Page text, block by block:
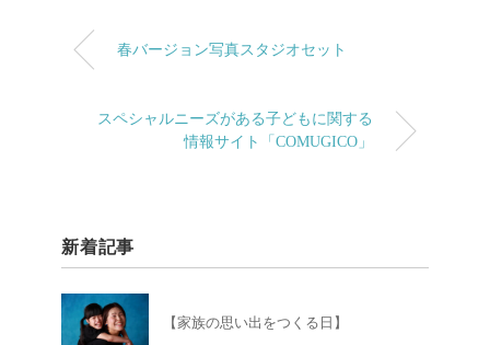
春バージョン写真スタジオセット
スペシャルニーズがある子どもに関する
情報サイト「COMUGICO」
新着記事
【家族の思い出をつくる日】